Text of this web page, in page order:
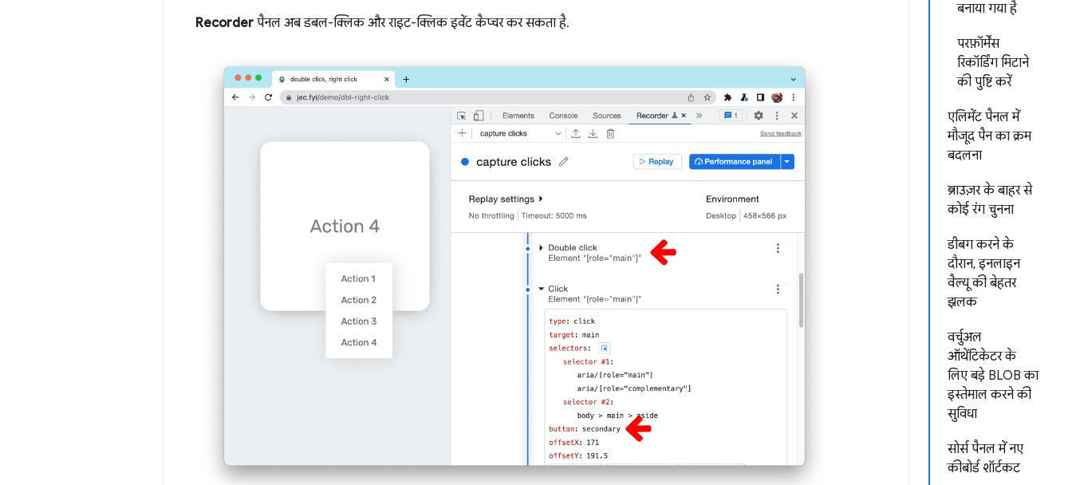
बनाया गया है
परफ़ॉर्मेंस
रिकॉर्डिंग मिटाने
की पुष्टि करें
एलिमेंट पैनल में
मौजूद पैन का क्रम
बदलना
ब्राउज़र के बाहर से
कोई रंग चुनना
डीबग करने के
दौरान, इनलाइन
वैल्यू की बेहतर
झलक
वर्चुअल
ऑथेंटिकेटर के
लिए बड़े BLOB का
इस्तेमाल करने की
सुविधा
सोर्स पैनल में नए
कीबोर्ड शॉर्टकट
Recorder पैनल अब डबल-क्लिक और राइट-क्लिक इवेंट कैप्चर कर सकता है.